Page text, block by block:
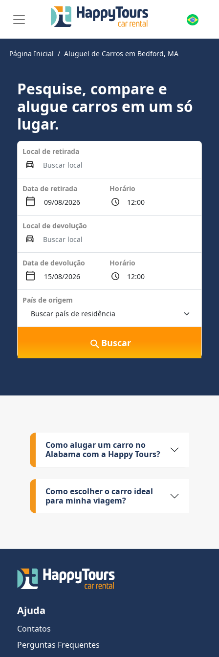
Página Inicial Aluguel de Carros em Bedford, MA
Pesquise, compare e
alugue carros em um só
lugar.
Local de retirada
Data de retirada Horário
Local de devolução
Data de devolução Horário
País de origem
Buscar
Como alugar um carro no
Alabama com a Happy Tours?
Como escolher o carro ideal
para minha viagem?
Ajuda
Contatos
Perguntas Frequentes